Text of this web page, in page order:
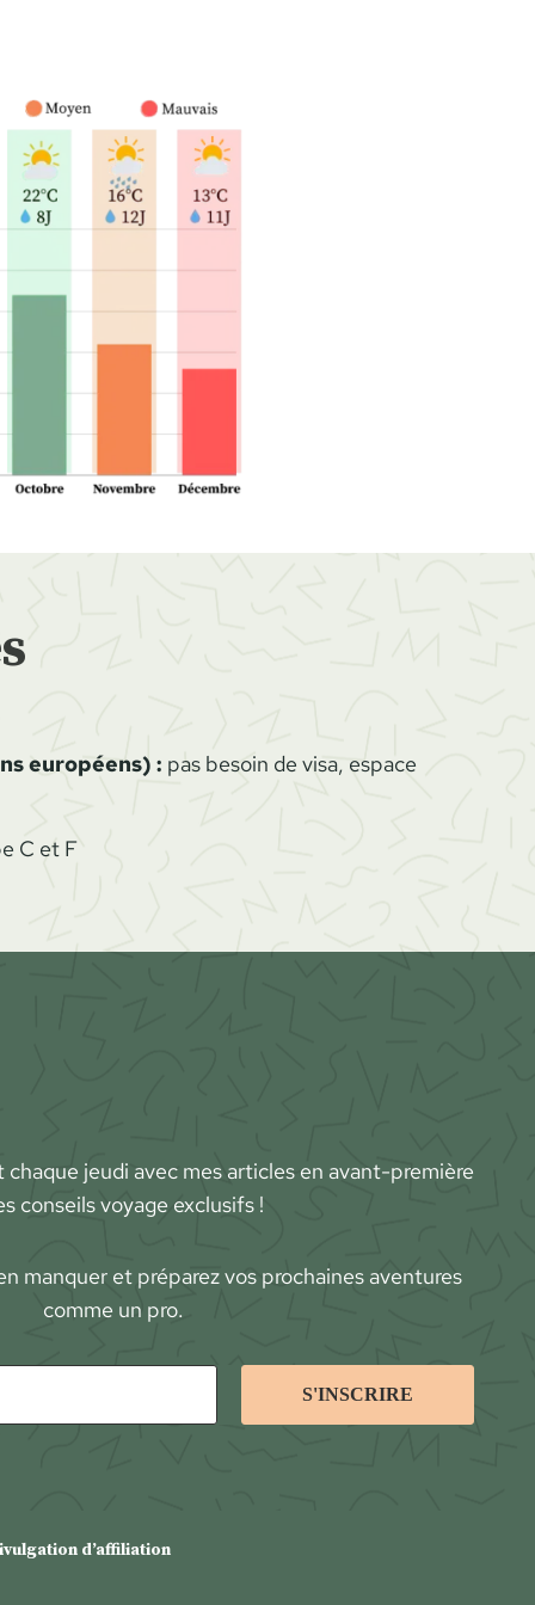
européens) : pas besoin de visa, espace
C et F
jeudi avec mes articles en avant-première
conseils voyage exclusifs !
manquer et préparez vos prochaines aventures
comme un pro.
d’affiliation